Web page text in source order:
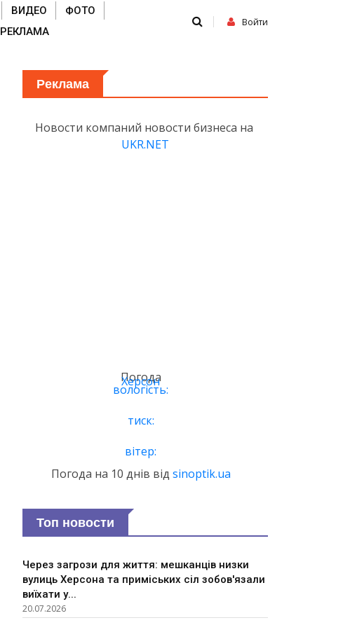
ВИДЕО
ФОТО
РЕКЛАМА
Войти
Реклама
Новости компаний новости бизнеса на
UKR.NET
Погода
Херсон
вологість:
тиск:
вітер:
Погода на 10 днів від sinoptik.ua
Топ новости
Через загрози для життя: мешканців низки
вулиць Херсона та приміських сіл зобов'язали
виїхати у...
20.07.2026